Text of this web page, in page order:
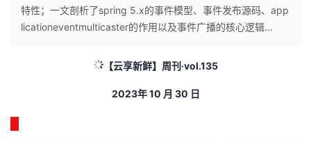
特性；一文剖析了spring 5.x的事件模型、事件发布源码、app
licationeventmulticaster的作用以及事件广播的核心逻辑...
【云享新鲜】周刊 ·vol.135
2023年 10 月 30 日